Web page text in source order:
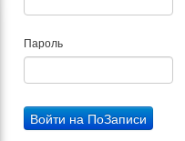
Пароль